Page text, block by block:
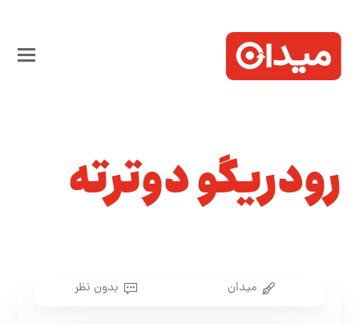
رودریگو دوترته
میدان بدون نظر